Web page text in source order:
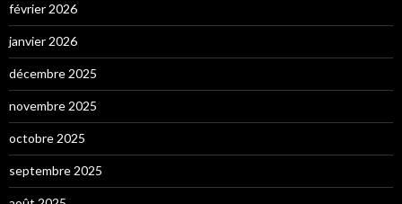
février 2026
janvier 2026
décembre 2025
novembre 2025
octobre 2025
septembre 2025